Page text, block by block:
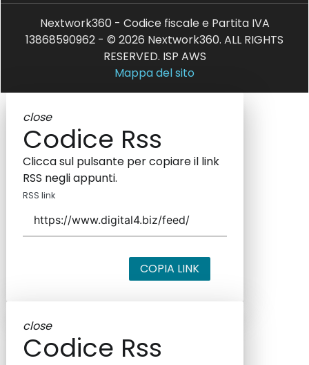
Nextwork360 - Codice fiscale e Partita IVA
13868590962 - © 2026 Nextwork360. ALL RIGHTS
RESERVED. ISP AWS
Mappa del sito
close
Codice Rss
Clicca sul pulsante per copiare il link
RSS negli appunti.
RSS link
COPIA LINK
close
Codice Rss